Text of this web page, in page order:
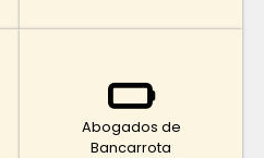
Abogados de
Bancarrota